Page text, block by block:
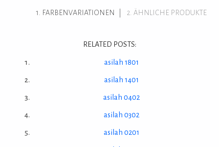
FARBENVARIATIONEN ÄHNLICHE PRODUKTE
RELATED POSTS:
asilah 1801
asilah 1401
asilah 0402
asilah 0302
asilah 0201